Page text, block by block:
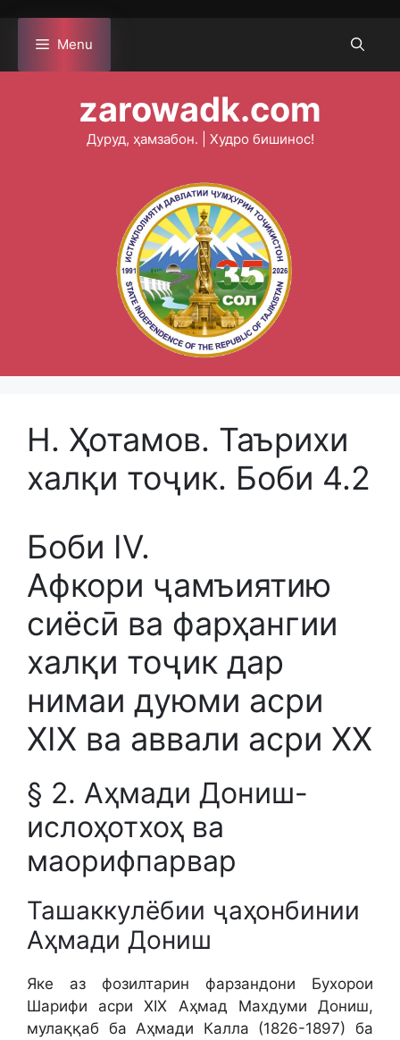
content
Menu
zarowadk.com
Дуруд, ҳамзабон. | Худро бишинос!
Н. Ҳотамов. Таърихи
халқи тоҷик. Боби 4.2
Боби IV.
Афкори ҷамъиятию
сиёсӣ ва фарҳангии
халқи тоҷик дар
нимаи дуюми асри
XIX ва аввали асри XX
§ 2. Аҳмади Дониш-
ислоҳотхоҳ ва
маорифпарвар
Ташаккулёбии ҷаҳонбинии
Аҳмади Дониш
Яке аз фозилтарин фарзандони Бухорои
Шарифи асри XIX Аҳмад Махдуми Дониш,
мулаққаб ба Аҳмади Калла (1826-1897) ба